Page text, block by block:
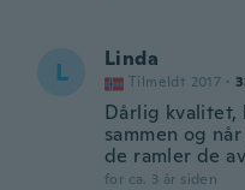
L Linda
Tilmeldt 2017 ·
Dårlig kvalitet,
sammen og
de ramler de
for ca. 3 år siden